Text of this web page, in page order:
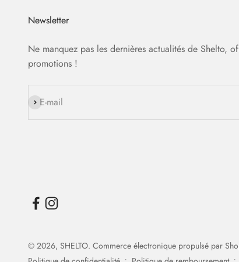
Newsletter
Ne manquez pas les dernières actualités de Shelto,
promotions !
E-mail
S'inscrire
© 2026, SHELTO. Commerce électronique propulsé par